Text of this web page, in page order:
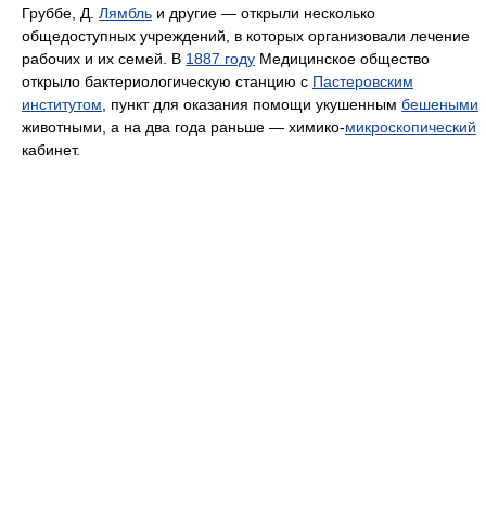
Груббе, Д. Лямбль и другие — открыли несколько
общедоступных учреждений, в которых организовали лечение
рабочих и их семей. В 1887 году Медицинское общество
открыло бактериологическую станцию с Пастеровским
институтом , пункт для оказания помощи укушенным бешеными
животными, а на два года раньше — химико-микроскопический
кабинет.